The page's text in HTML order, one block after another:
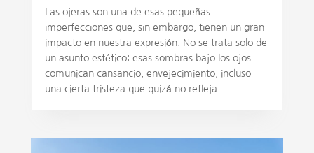
Las ojeras son una de esas pequeñas
imperfecciones que, sin embargo, tienen un gran
impacto en nuestra expresión. No se trata solo de
un asunto estético: esas sombras bajo los ojos
comunican cansancio, envejecimiento, incluso
una cierta tristeza que quizá no refleja...